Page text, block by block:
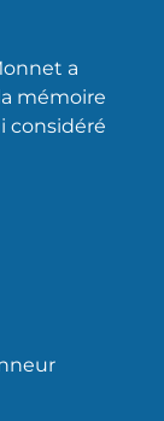
a
mémoire
considéré